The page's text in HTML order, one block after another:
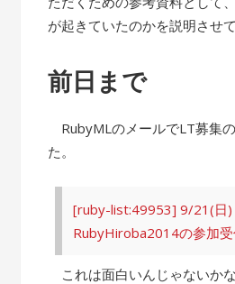
が起きていたのかを説明させ
前日まで
RubyMLのメールでLT募集
た。
[ruby-list:49953] 9/21(日)
RubyHiroba2014の参加
これは面白いんじゃないか